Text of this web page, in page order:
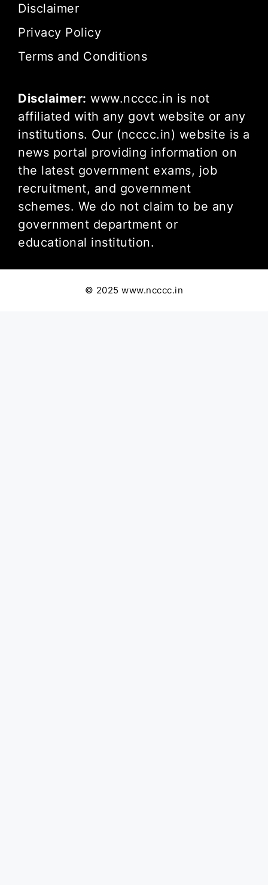
Disclaimer
Privacy Policy
Terms and Conditions
Disclaimer: www.ncccc.in is not
affiliated with any govt website or any
institutions. Our (ncccc.in) website is a
news portal providing information on
the latest government exams, job
recruitment, and government
schemes. We do not claim to be any
government department or
educational institution.
© 2025 www.ncccc.in